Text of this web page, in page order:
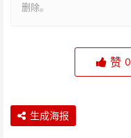
删除。
赞 0
生成海报